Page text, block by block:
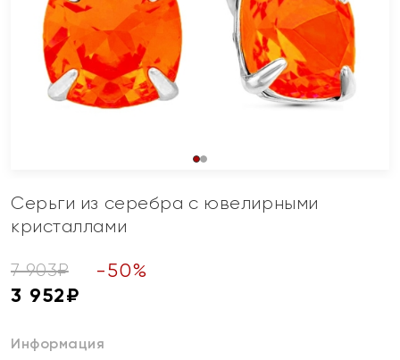
Серьги из серебра с ювелирными
кристаллами
7 903₽ -50%
3 952₽
Информация